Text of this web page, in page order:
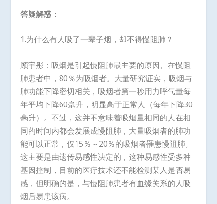
答疑解惑：
1.为什么有人吸了一辈子烟，却不得慢阻肺？
顾宇彤：吸烟是引起慢阻肺最主要的原因。在慢阻
肺患者中，80％为吸烟者。大量研究证实，吸烟与
肺功能下降密切相关，吸烟者第一秒用力呼气量每
年平均下降60毫升，明显高于正常人（每年下降30
毫升）。不过，这并不意味着吸烟量相同的人在相
同的时间内都会发展成慢阻肺，大量吸烟者的肺功
能可以正常，仅15％～20％的吸烟者罹患慢阻肺。
这主要是由遗传易感性决定的，这种易感性受多种
基因控制，目前的医疗技术还不能检测某人是否易
感，但明确的是，与慢阻肺患者有血缘关系的人吸
烟后易患该病。